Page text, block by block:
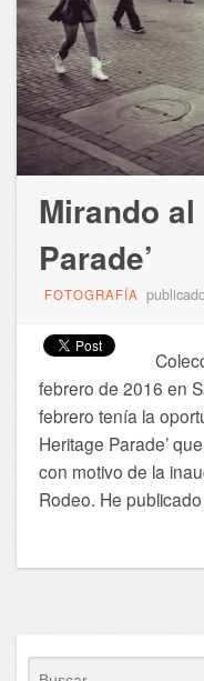
Mirando al
Parade’
FOTOGRAFÍA
febrero de 2016 en
febrero tenía la
Heritage Parade’
con motivo de la
Rodeo. He